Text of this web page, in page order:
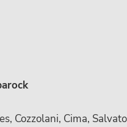
Cozzolani, Cima,